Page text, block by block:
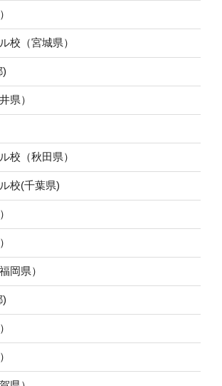
校（宮城県）
)
県）
校（秋田県）
校(千葉県)
岡県）
)